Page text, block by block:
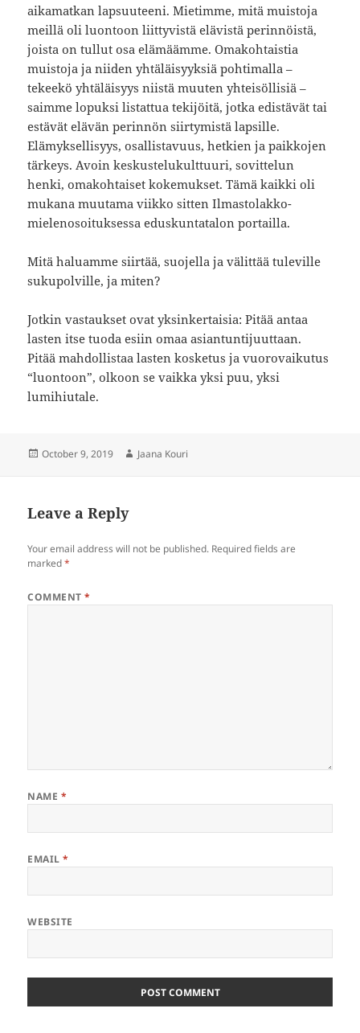
aikamatkan lapsuuteeni. Mietimme, mitä muistoja
meillä oli luontoon liittyvistä elävistä perinnöistä,
joista on tullut osa elämäämme. Omakohtaistia
muistoja ja niiden yhtäläisyyksiä pohtimalla –
tekeekö yhtäläisyys niistä muuten yhteisöllisiä –
saimme lopuksi listattua tekijöitä, jotka edistävät tai
estävät elävän perinnön siirtymistä lapsille.
Elämyksellisyys, osallistavuus, hetkien ja paikkojen
tärkeys. Avoin keskustelukulttuuri, sovittelun
henki, omakohtaiset kokemukset. Tämä kaikki oli
mukana muutama viikko sitten Ilmastolakko-
mielenosoituksessa eduskuntatalon portailla.
Mitä haluamme siirtää, suojella ja välittää tuleville
sukupolville, ja miten?
Jotkin vastaukset ovat yksinkertaisia: Pitää antaa
lasten itse tuoda esiin omaa asiantuntijuuttaan.
Pitää mahdollistaa lasten kosketus ja vuorovaikutus
“luontoon”, olkoon se vaikka yksi puu, yksi
lumihiutale.
Posted
October 9, 2019 Author
Jaana Kouri
Leave a Reply
Your email address will not be published. Required fields are
marked*
COMMENT*
NAME *
EMAIL*
WEBSITE